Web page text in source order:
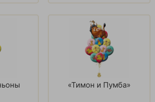
«Тимон и Пумба»